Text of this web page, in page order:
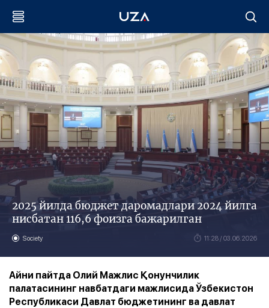
2025 йилда бюджет даромадлари 2024 йилга
нисбатан 116,6 фоизга бажарилган
Society 11:28 / 03.06.2026
Айни пайтда Олий Мажлис Қонунчилик
палатасининг навбатдаги мажлисида Ўзбекистон
Республикаси Давлат бюджетининг ва давлат